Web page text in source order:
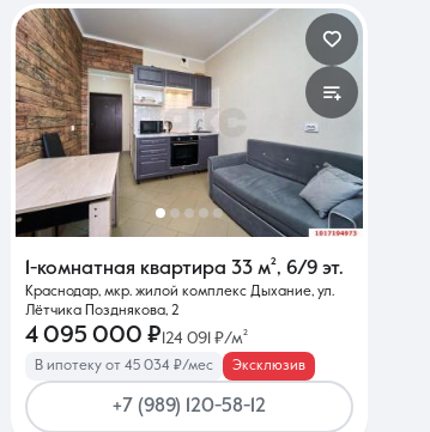
1-комнатная квартира 33 м², 6/9 эт.
Краснодар, мкр. жилой комплекс Дыхание, ул.
Лётчика Позднякова, 2
4 095 000 ₽ 124 091 ₽/м²
В ипотеку от 45 034 ₽/мес Эксклюзив
+7 (989) 120-58-12